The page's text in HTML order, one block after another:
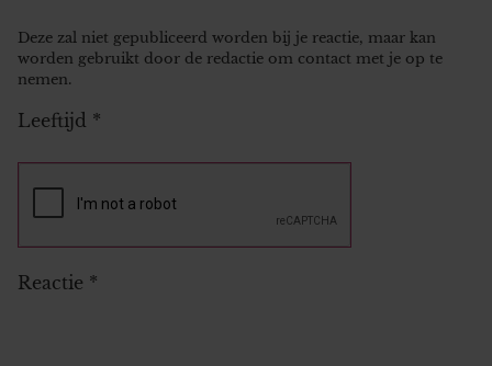
Deze zal niet gepubliceerd worden bij je reactie, maar kan
worden gebruikt door de redactie om contact met je op te
nemen.
Leeftijd *
Reactie *